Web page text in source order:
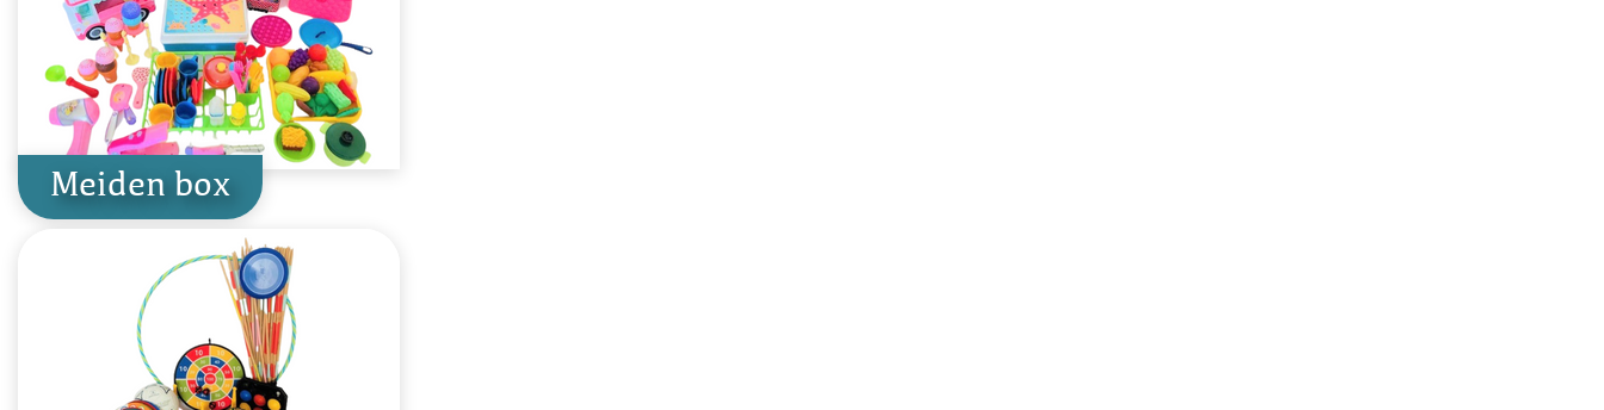
Meiden box